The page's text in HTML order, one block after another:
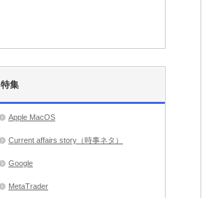
特集
Apple MacOS
Current affairs story（時事ネタ）
Google
MetaTrader